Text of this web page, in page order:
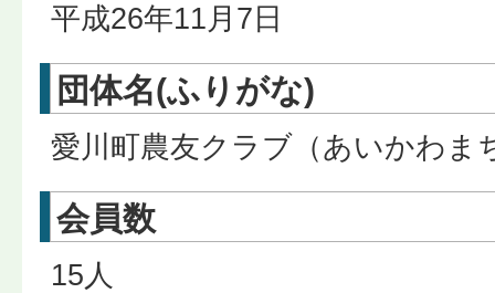
平成26年11月7日
団体名(ふりがな)
愛川町農友クラブ（あいかわま
会員数
15人